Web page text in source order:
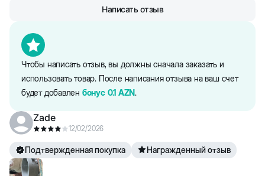
Чтобы написать отзыв, вы должны сначала заказать и
использовать товар. После написания отзыва на ваш счет
будет добавлен бонус 0.1 AZN.
Написать отзыв
Zade
12/02/2026
Подтвержденная покупка Награжденный отзыв